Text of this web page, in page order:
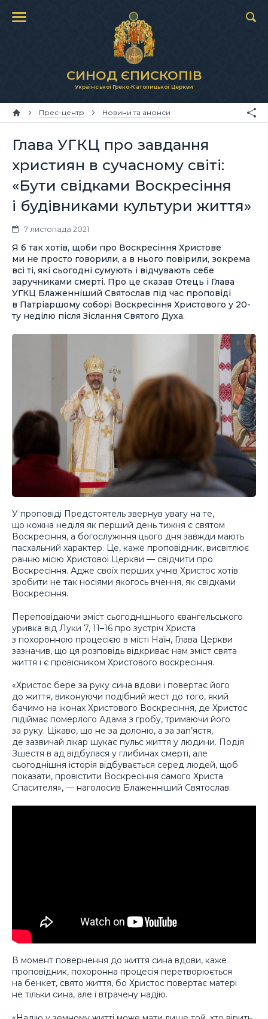
СИНОД ЄПИСКОПІВ
Української Греко-Католицької Церкви
Прес-центр Новини та анонси
Глава УГКЦ про завдання
християн в сучасному світі:
«Бути свідками Воскресіння
і будівниками культури життя»
7 листопада 2021
Я б так хотів, щоби про Воскресіння Христове
ми не просто говорили, а в нього повірили, зокрема
всі ті, які сьогодні сумують і відчувають себе
заручниками смерті. Про це сказав Отець і Глава
УГКЦ Блаженніший Святослав під час проповіді
в Патріаршому соборі Воскресіння Христового у 20-
ту неділю після Зіслання Святого Духа.
У проповіді Предстоятель звернув увагу на те,
що кожна неділя як перший день тижня є святом
Воскресіння, а богослужіння цього дня завжди мають
пасхальний характер. Це, каже проповідник, висвітлює
ранню місію Христової Церкви — свідчити про
Воскресіння. Адже своїх перших учнів Христос хотів
зробити не так носіями якогось вчення, як свідками
Воскресіння.
Переповідаючи зміст сьогоднішнього євангельського
уривка від Луки 7, 11–16 про зустріч Христа
з похоронною процесією в місті Наїн, Глава Церкви
зазначив, що ця розповідь відкриває нам зміст свята
життя і є провісником Христового воскресіння.
«Христос бере за руку сина вдови і повертає його
до життя, виконуючи подібний жест до того, який
бачимо на іконах Христового Воскресіння, де Христос
підіймає померлого Адама з гробу, тримаючи його
за руку. Цікаво, що не за долоню, а за зап’ястя,
де зазвичай лікар шукає пульс життя у людини. Подія
Зшестя в ад відбулася у глибинах смерті, але
сьогоднішня історія відбувається серед людей, щоб
показати, провістити Воскресіння самого Христа
Спасителя», — наголосив Блаженніший Святослав.
В момент повернення до життя сина вдови, каже
проповідник, похоронна процесія перетворюється
на бенкет, свято життя, бо Христос повертає матері
не тільки сина, але і втрачену надію.